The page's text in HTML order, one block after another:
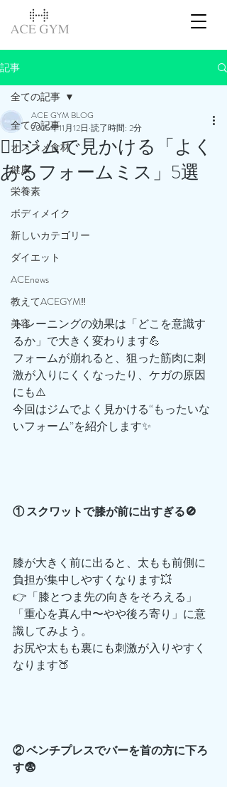
記事
全ての記事
オススメ食材
健康
栄養素
ボディメイク
新しいカテゴリー
ダイエット
ACEnews
教えてACEGYM‼️
美容
全ての記事
🏋️‍♂️ジムで見かける「よく
あるフォームミス」5選
ACE GYM BLOG
2025年11月12日 読了時間: 2分
トレーニングの効果は「どこを意識す
るか」で大きく変わります💪
フォームが崩れると、狙った筋肉に刺
激が入りにくくなったり、ケガの原因
にも⚠️
今回はジムでよく見かける“もったいな
いフォーム”を紹介します✨
① スクワットで膝が前に出すぎる🚫
膝が大きく前に出ると、太もも前側に
負担が集中しやすくなります💥
👉「膝とつま先の向きをそろえる」
「重心を真ん中〜やや後ろ寄り」に意
識してみよう。
お尻や太もも裏にも刺激が入りやすく
なります🍑
② ベンチプレスでバーを首の方に下ろ
す😨